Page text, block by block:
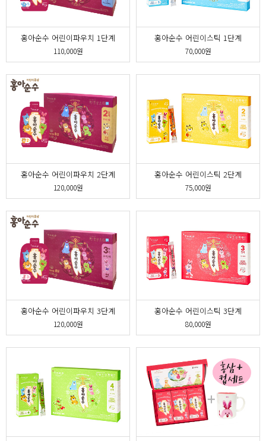
홍아순수 어린이파우치 1단계
110,000원
홍아순수 어린이스틱 1단계
70,000원
홍아순수 어린이파우치 2단계
120,000원
홍아순수 어린이스틱 2단계
75,000원
홍아순수 어린이파우치 3단계
120,000원
홍아순수 어린이스틱 3단계
80,000원